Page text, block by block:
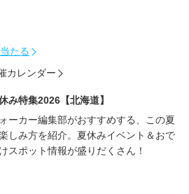
たる
カレンダー
み特集2026【北海道】
ーカー編集部がおすすめする、この夏
しみ方を紹介。夏休みイベント＆おで
スポット情報が盛りだくさん！